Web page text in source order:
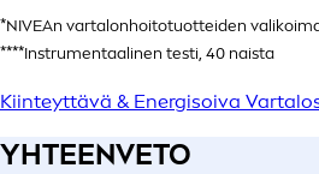
*NIVEAn vartalonhoitotuotteiden
****Instrumentaalinen testi, 40 naista
Kiinteyttävä & Energisoiva
YHTEENVETO